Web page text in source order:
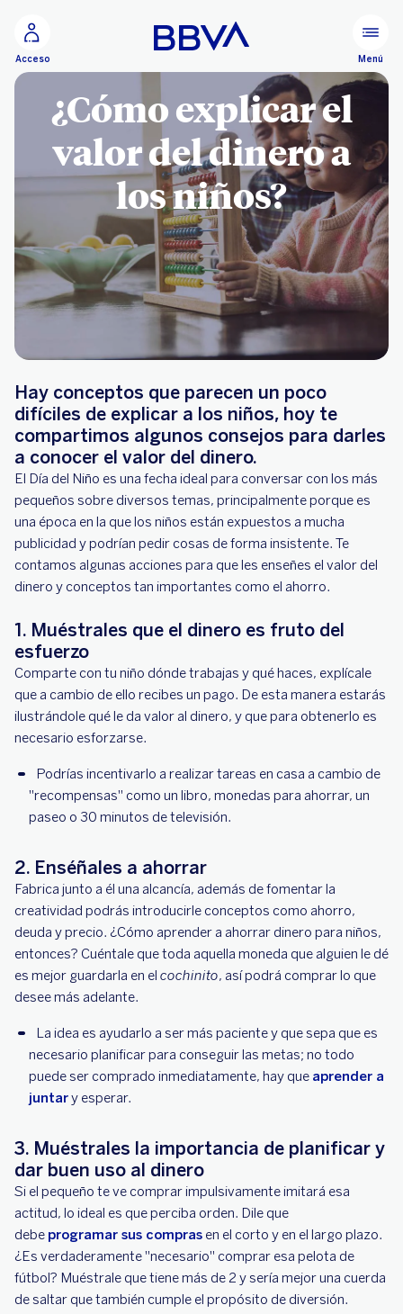
Acceso Menú
¿Cómo explicar el
valor del dinero a
los niños?
Hay conceptos que parecen un poco
difíciles de explicar a los niños, hoy te
compartimos algunos consejos para darles
a conocer el valor del dinero.
El Día del Niño es una fecha ideal para conversar con los más
pequeños sobre diversos temas, principalmente porque es
una época en la que los niños están expuestos a mucha
publicidad y podrían pedir cosas de forma insistente. Te
contamos algunas acciones para que les enseñes el valor del
dinero y conceptos tan importantes como el ahorro.
1. Muéstrales que el dinero es fruto del
esfuerzo
Comparte con tu niño dónde trabajas y qué haces, explícale
que a cambio de ello recibes un pago. De esta manera estarás
ilustrándole qué le da valor al dinero, y que para obtenerlo es
necesario esforzarse.
Podrías incentivarlo a realizar tareas en casa a cambio de
"recompensas" como un libro, monedas para ahorrar, un
paseo o 30 minutos de televisión.
2. Enséñales a ahorrar
Fabrica junto a él una alcancía, además de fomentar la
creatividad podrás introducirle conceptos como ahorro,
deuda y precio. ¿Cómo aprender a ahorrar dinero para niños,
entonces? Cuéntale que toda aquella moneda que alguien le dé
es mejor guardarla en el cochinito, así podrá comprar lo que
desee más adelante.
La idea es ayudarlo a ser más paciente y que sepa que es
necesario planificar para conseguir las metas; no todo
puede ser comprado inmediatamente, hay que aprender a
juntary esperar.
3. Muéstrales la importancia de planificar y
dar buen uso al dinero
Si el pequeño te ve comprar impulsivamente imitará esa
actitud, lo ideal es que perciba orden. Dile que
debe programar sus compras en el corto y en el largo plazo.
¿Es verdaderamente "necesario" comprar esa pelota de
fútbol? Muéstrale que tiene más de 2 y sería mejor una cuerda
de saltar que también cumple el propósito de diversión.